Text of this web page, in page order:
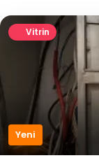
Vitrin
Yeni